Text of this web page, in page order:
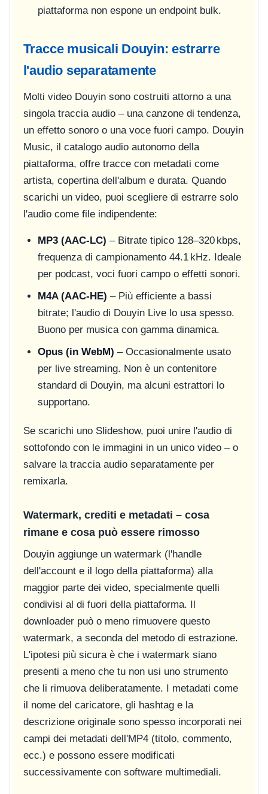
piattaforma non espone un endpoint bulk.
Tracce musicali Douyin: estrarre
l'audio separatamente
Molti video Douyin sono costruiti attorno a una
singola traccia audio – una canzone di tendenza,
un effetto sonoro o una voce fuori campo. Douyin
Music, il catalogo audio autonomo della
piattaforma, offre tracce con metadati come
artista, copertina dell'album e durata. Quando
scarichi un video, puoi scegliere di estrarre solo
l'audio come file indipendente:
MP3 (AAC-LC) – Bitrate tipico 128–320 kbps,
frequenza di campionamento 44.1 kHz. Ideale
per podcast, voci fuori campo o effetti sonori.
M4A (AAC-HE) – Più efficiente a bassi
bitrate; l'audio di Douyin Live lo usa spesso.
Buono per musica con gamma dinamica.
Opus (in WebM) – Occasionalmente usato
per live streaming. Non è un contenitore
standard di Douyin, ma alcuni estrattori lo
supportano.
Se scarichi uno Slideshow, puoi unire l'audio di
sottofondo con le immagini in un unico video – o
salvare la traccia audio separatamente per
remixarla.
Watermark, crediti e metadati – cosa
rimane e cosa può essere rimosso
Douyin aggiunge un watermark (l'handle
dell'account e il logo della piattaforma) alla
maggior parte dei video, specialmente quelli
condivisi al di fuori della piattaforma. Il
downloader può o meno rimuovere questo
watermark, a seconda del metodo di estrazione.
L'ipotesi più sicura è che i watermark siano
presenti a meno che tu non usi uno strumento
che li rimuova deliberatamente. I metadati come
il nome del caricatore, gli hashtag e la
descrizione originale sono spesso incorporati nei
campi dei metadati dell'MP4 (titolo, commento,
ecc.) e possono essere modificati
successivamente con software multimediali.